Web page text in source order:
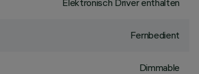
Elektronisch Driver enthalten
Fernbedient
Dimmable